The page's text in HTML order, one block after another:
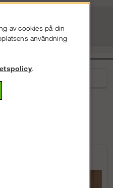
Artnr:
av cookies på din
användning
.